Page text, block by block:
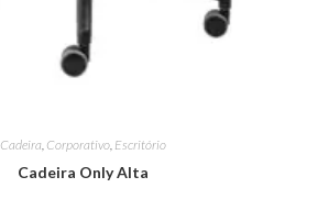
Cadeira Corporativo, Escritório
Cadeira Only Alta